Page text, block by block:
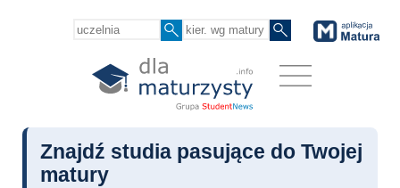
Znajdź studia pasujące do Twojej
matury